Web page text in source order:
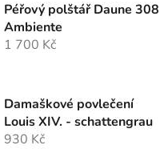
Péřový polštář Daune 308
Ambiente
1 700 Kč
Damaškové povlečení
Louis XIV. - schattengrau
930 Kč